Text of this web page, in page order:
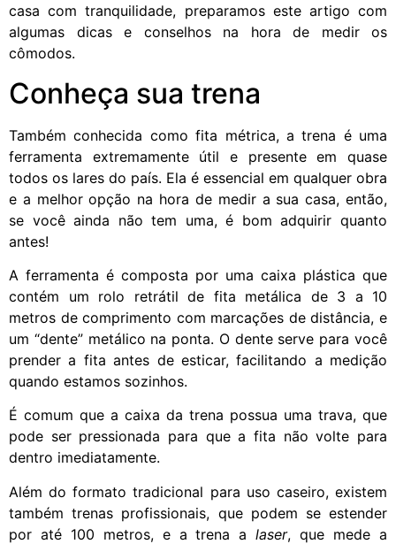
casa com tranquilidade, preparamos este artigo com
algumas dicas e conselhos na hora de medir os
cômodos.
Conheça sua trena
Também conhecida como fita métrica, a trena é uma
ferramenta extremamente útil e presente em quase
todos os lares do país. Ela é essencial em qualquer obra
e a melhor opção na hora de medir a sua casa, então,
se você ainda não tem uma, é bom adquirir quanto
antes!
A ferramenta é composta por uma caixa plástica que
contém um rolo retrátil de fita metálica de 3 a 10
metros de comprimento com marcações de distância, e
um “dente” metálico na ponta. O dente serve para você
prender a fita antes de esticar, facilitando a medição
quando estamos sozinhos.
É comum que a caixa da trena possua uma trava, que
pode ser pressionada para que a fita não volte para
dentro imediatamente.
Além do formato tradicional para uso caseiro, existem
também trenas profissionais, que podem se estender
por até 100 metros, e a trena alaser, que mede a